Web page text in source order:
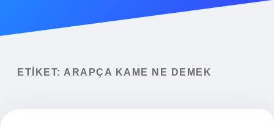
Yasal Uyarı
ETIKET: ARAPÇA KAME NE DEMEK